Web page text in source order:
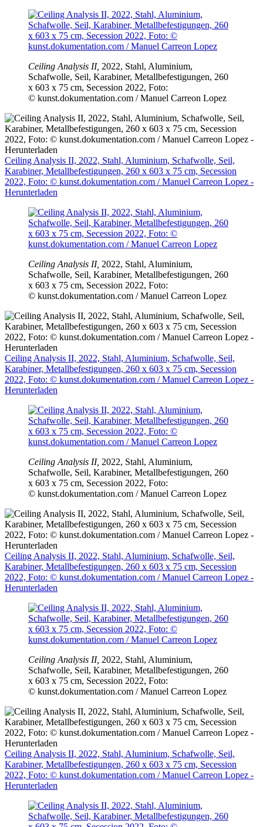
Ceiling Analysis II, 2022, Stahl, Aluminium,
Schafwolle, Seil, Karabiner, Metallbefestigungen, 260
x 603 x 75 cm, Secession 2022, Foto:
© kunst.dokumentation.com / Manuel Carreon Lopez
Ceiling Analysis II, 2022, Stahl, Aluminium, Schafwolle, Seil,
Karabiner, Metallbefestigungen, 260 x 603 x 75 cm, Secession
2022, Foto: © kunst.dokumentation.com / Manuel Carreon Lopez -
Herunterladen
Ceiling Analysis II, 2022, Stahl, Aluminium,
Schafwolle, Seil, Karabiner, Metallbefestigungen, 260
x 603 x 75 cm, Secession 2022, Foto:
© kunst.dokumentation.com / Manuel Carreon Lopez
Ceiling Analysis II, 2022, Stahl, Aluminium, Schafwolle, Seil,
Karabiner, Metallbefestigungen, 260 x 603 x 75 cm, Secession
2022, Foto: © kunst.dokumentation.com / Manuel Carreon Lopez -
Herunterladen
Ceiling Analysis II, 2022, Stahl, Aluminium,
Schafwolle, Seil, Karabiner, Metallbefestigungen, 260
x 603 x 75 cm, Secession 2022, Foto:
© kunst.dokumentation.com / Manuel Carreon Lopez
Ceiling Analysis II, 2022, Stahl, Aluminium, Schafwolle, Seil,
Karabiner, Metallbefestigungen, 260 x 603 x 75 cm, Secession
2022, Foto: © kunst.dokumentation.com / Manuel Carreon Lopez -
Herunterladen
Ceiling Analysis II, 2022, Stahl, Aluminium,
Schafwolle, Seil, Karabiner, Metallbefestigungen, 260
x 603 x 75 cm, Secession 2022, Foto:
© kunst.dokumentation.com / Manuel Carreon Lopez
Ceiling Analysis II, 2022, Stahl, Aluminium, Schafwolle, Seil,
Karabiner, Metallbefestigungen, 260 x 603 x 75 cm, Secession
2022, Foto: © kunst.dokumentation.com / Manuel Carreon Lopez -
Herunterladen